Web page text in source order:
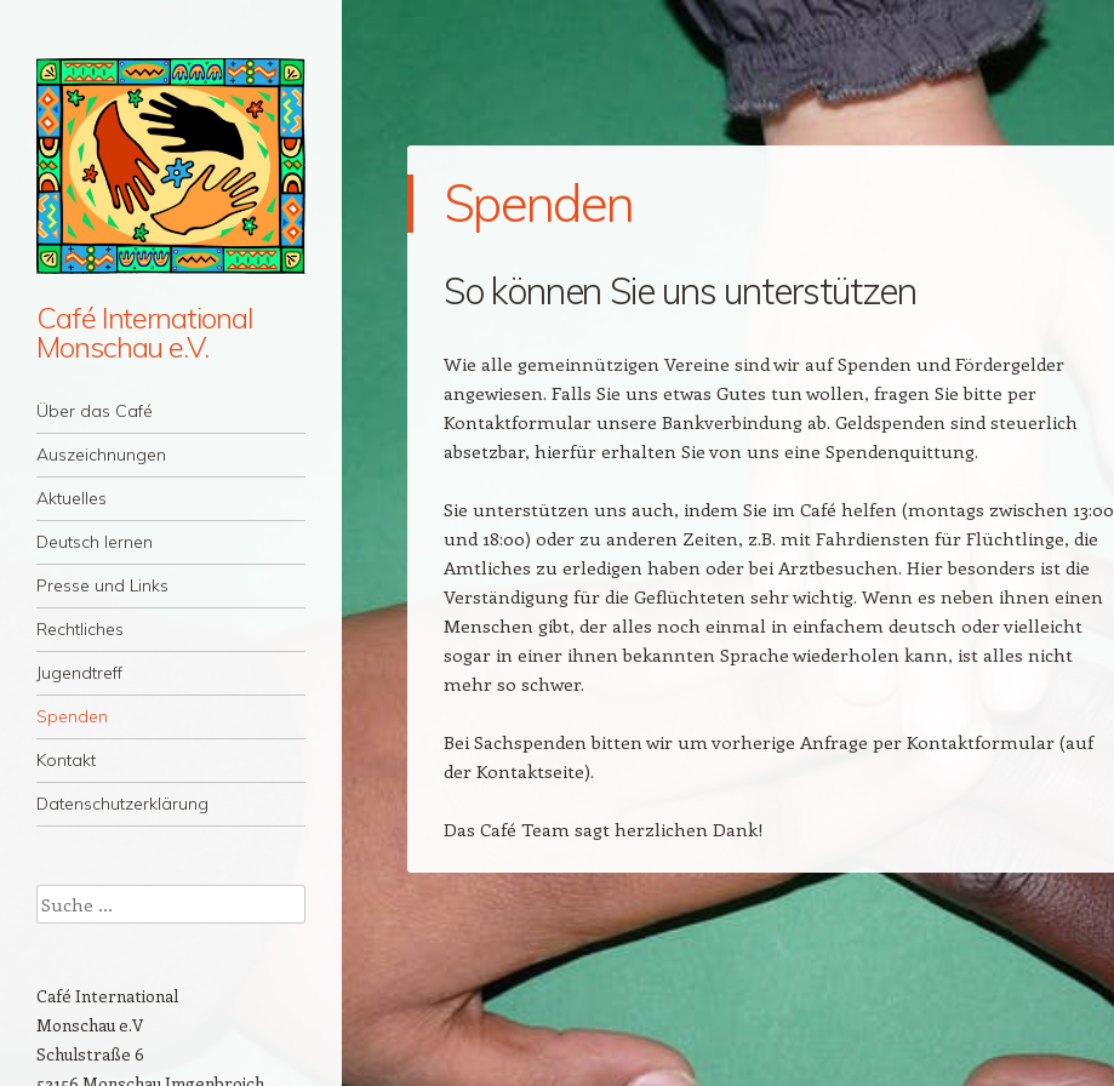
Café International
Monschau e.V.
Menü
Zum Inhalt springen
Über das Café
Auszeichnungen
Aktuelles
Deutsch lernen
Presse und Links
Rechtliches
Jugendtreff
Spenden
Kontakt
Datenschutzerklärung
Spenden
So können Sie uns unterstützen
Wie alle gemeinnützigen Vereine sind wir auf Spenden und Fördergelder
angewiesen. Falls Sie uns etwas Gutes tun wollen, fragen Sie bitte per
Kontaktformular unsere Bankverbindung ab. Geldspenden sind steuerlich
absetzbar, hierfür erhalten Sie von uns eine Spendenquittung.
Sie unterstützen uns auch, indem Sie im Café helfen (montags zwischen 13:00
und 18:00) oder zu anderen Zeiten, z.B. mit Fahrdiensten für Flüchtlinge, die
Amtliches zu erledigen haben oder bei Arztbesuchen. Hier besonders ist die
Verständigung für die Geflüchteten sehr wichtig. Wenn es neben ihnen einen
Menschen gibt, der alles noch einmal in einfachem deutsch oder vielleicht
sogar in einer ihnen bekannten Sprache wiederholen kann, ist alles nicht
mehr so schwer.
Bei Sachspenden bitten wir um vorherige Anfrage per Kontaktformular (auf
der Kontaktseite).
Das Café Team sagt herzlichen Dank!
Suche
Café International
Monschau e.V
Schulstraße 6